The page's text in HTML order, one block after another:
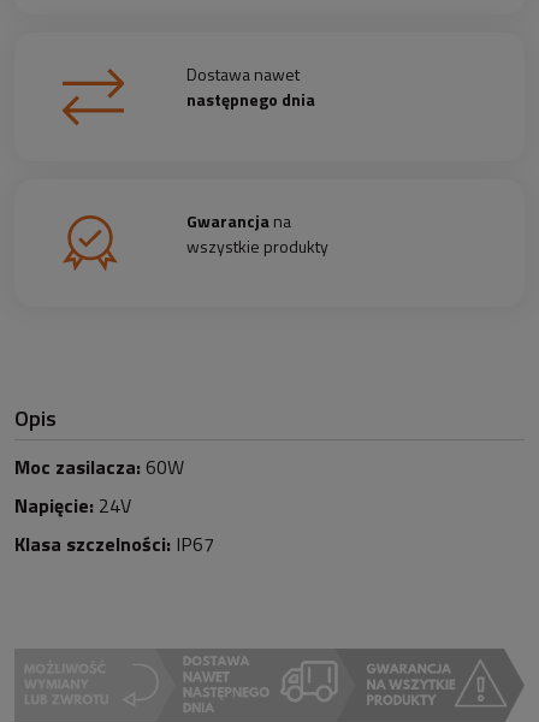
Dostawa nawet
następnego dnia
Gwarancjana
wszystkie produkty
Opis
Moc zasilacza: 60W
Napięcie: 24V
Klasa szczelności: IP67